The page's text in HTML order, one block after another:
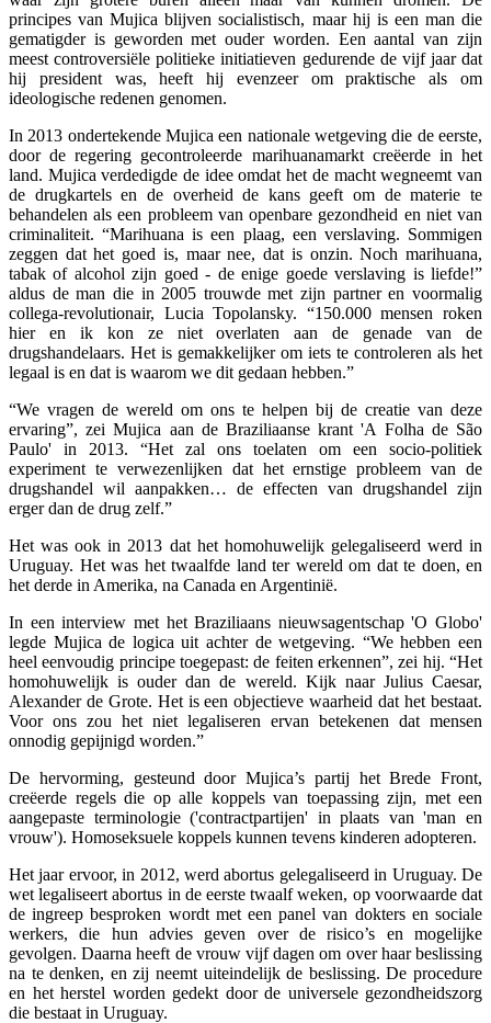
principes van Mujica blijven socialistisch, maar hij is een man die
gematigder is geworden met ouder worden. Een aantal van zijn
meest controversiële politieke initiatieven gedurende de vijf jaar dat
hij president was, heeft hij evenzeer om praktische als om
ideologische redenen genomen.
In 2013 ondertekende Mujica een nationale wetgeving die de eerste,
door de regering gecontroleerde marihuanamarkt creëerde in het
land. Mujica verdedigde de idee omdat het de macht wegneemt van
de drugkartels en de overheid de kans geeft om de materie te
behandelen als een probleem van openbare gezondheid en niet van
criminaliteit. “Marihuana is een plaag, een verslaving. Sommigen
zeggen dat het goed is, maar nee, dat is onzin. Noch marihuana,
tabak of alcohol zijn goed - de enige goede verslaving is liefde!”
aldus de man die in 2005 trouwde met zijn partner en voormalig
collega-revolutionair, Lucia Topolansky. “150.000 mensen roken
hier en ik kon ze niet overlaten aan de genade van de
drugshandelaars. Het is gemakkelijker om iets te controleren als het
legaal is en dat is waarom we dit gedaan hebben.”
“We vragen de wereld om ons te helpen bij de creatie van deze
ervaring”, zei Mujica aan de Braziliaanse krant 'A Folha de São
Paulo' in 2013. “Het zal ons toelaten om een socio-politiek
experiment te verwezenlijken dat het ernstige probleem van de
drugshandel wil aanpakken… de effecten van drugshandel zijn
erger dan de drug zelf.”
Het was ook in 2013 dat het homohuwelijk gelegaliseerd werd in
Uruguay. Het was het twaalfde land ter wereld om dat te doen, en
het derde in Amerika, na Canada en Argentinië.
In een interview met het Braziliaans nieuwsagentschap 'O Globo'
legde Mujica de logica uit achter de wetgeving. “We hebben een
heel eenvoudig principe toegepast: de feiten erkennen”, zei hij. “Het
homohuwelijk is ouder dan de wereld. Kijk naar Julius Caesar,
Alexander de Grote. Het is een objectieve waarheid dat het bestaat.
Voor ons zou het niet legaliseren ervan betekenen dat mensen
onnodig gepijnigd worden.”
De hervorming, gesteund door Mujica’s partij het Brede Front,
creëerde regels die op alle koppels van toepassing zijn, met een
aangepaste terminologie ('contractpartijen' in plaats van 'man en
vrouw'). Homoseksuele koppels kunnen tevens kinderen adopteren.
Het jaar ervoor, in 2012, werd abortus gelegaliseerd in Uruguay. De
wet legaliseert abortus in de eerste twaalf weken, op voorwaarde dat
de ingreep besproken wordt met een panel van dokters en sociale
werkers, die hun advies geven over de risico’s en mogelijke
gevolgen. Daarna heeft de vrouw vijf dagen om over haar beslissing
na te denken, en zij neemt uiteindelijk de beslissing. De procedure
en het herstel worden gedekt door de universele gezondheidszorg
die bestaat in Uruguay.